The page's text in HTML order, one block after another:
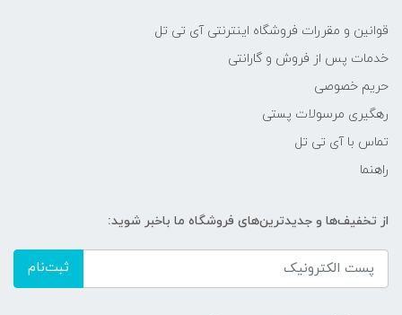
قوانین و مقررات فروشگاه اینترنتی آی تی تل
خدمات پس از فروش و گارانتی
حریم خصوصی
رهگیری مرسولات پستی
تماس با آی تی تل
راهنما
از تخفیف‌ها و جدیدترین‌های فروشگاه ما باخبر شوید:
ثبت‌نام